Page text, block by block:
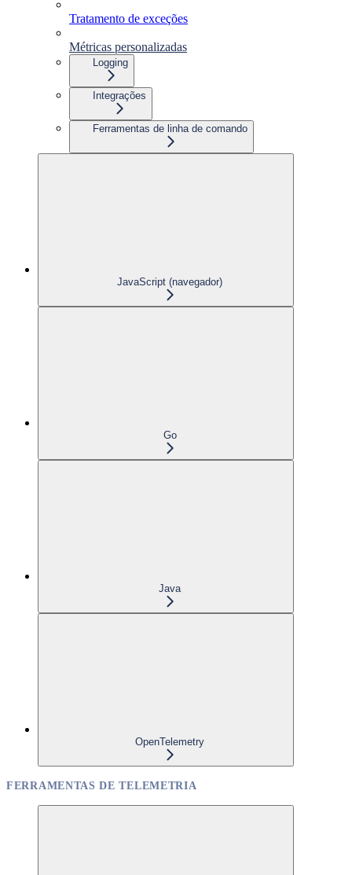
Tratamento de exceções
Métricas personalizadas
Logging
Integrações
Ferramentas de linha de comando
JavaScript (navegador)
Go
Java
OpenTelemetry
FERRAMENTAS DE TELEMETRIA